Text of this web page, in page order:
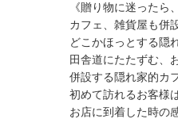
《贈り物に迷ったら
カフェ、雑貨屋も併
どこかほっとする隠
田舎道にたたずむ、
併設する隠れ家的カ
初めて訪れるお客様
お店に到着した時の